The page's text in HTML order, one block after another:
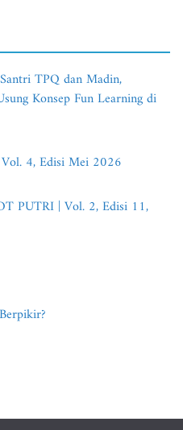
TPQ dan Madin,
Konsep Fun Learning di
4, Edisi Mei 2026
PUTRI | Vol. 2, Edisi 11,